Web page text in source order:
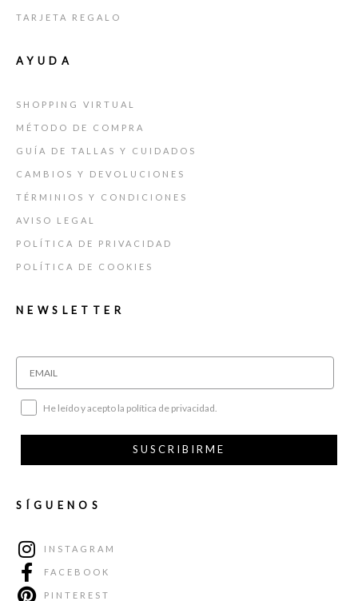
TARJETA REGALO
AYUDA
SHOPPING VIRTUAL
MÉTODO DE COMPRA
GUÍA DE TALLAS Y CUIDADOS
CAMBIOS Y DEVOLUCIONES
TÉRMINIOS Y CONDICIONES
AVISO LEGAL
POLÍTICA DE PRIVACIDAD
POLÍTICA DE COOKIES
NEWSLETTER
He leído y acepto la política de privacidad.
SUSCRIBIRME
SÍGUENOS
INSTAGRAM
FACEBOOK
PINTEREST